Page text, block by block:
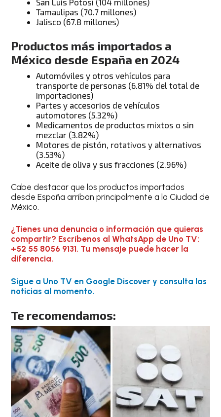
Tamaulipas (70.7 millones)
Jalisco (67.8 millones)
Productos más importados a
México desde España en 2024
Automóviles y otros vehículos para
transporte de personas (6.81% del total de
importaciones)
Partes y accesorios de vehículos
automotores (5.32%)
Medicamentos de productos mixtos o sin
mezclar (3.82%)
Motores de pistón, rotativos y alternativos
(3.53%)
Aceite de oliva y sus fracciones (2.96%)
Cabe destacar que los productos importados
desde España arriban principalmente a la Ciudad de
México.
¿Tienes una denuncia o información que quieras
compartir? Escríbenos al WhatsApp de Uno TV:
+52 55 8056 9131. Tu mensaje puede hacer la
diferencia.
Sigue a Uno TV en Google Discover y consulta las
noticias al momento.
Te recomendamos: